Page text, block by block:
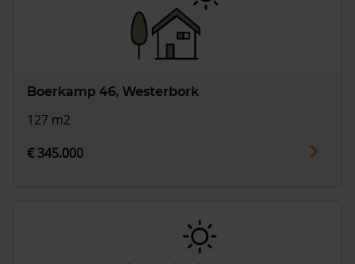
Boerkamp 46, Westerbork
127 m2
€ 345.000